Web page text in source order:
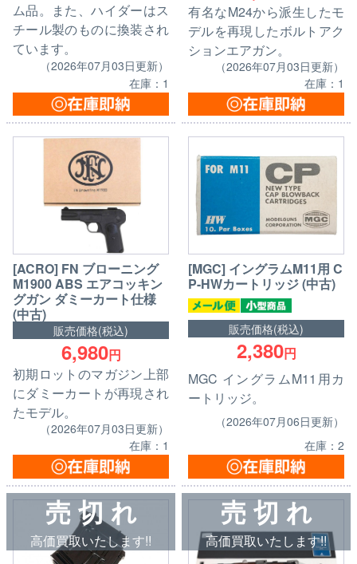
ム品。また、ハイダーはス
チール製のものに換装され
ています。
（2026年07月03日更新）
在庫：1
有名なM24から派生したモ
デルを再現したボルトアク
ションエアガン。
（2026年07月03日更新）
在庫：1
[ACRO] FN ブローニング
M1900 ABS エアコッキン
グガン ダミーカート仕様
(中古)
販売価格(税込)
6,980円
初期ロットのマガジン上部
にダミーカートが再現され
たモデル。
（2026年07月03日更新）
在庫：1
[MGC] イングラムM11用 C
P-HWカートリッジ (中古)
販売価格(税込)
2,380円
MGC イングラムM11用カ
ートリッジ。
（2026年07月06日更新）
在庫：2
売 切 れ
高価買取いたします!!
売 切 れ
高価買取いたします!!